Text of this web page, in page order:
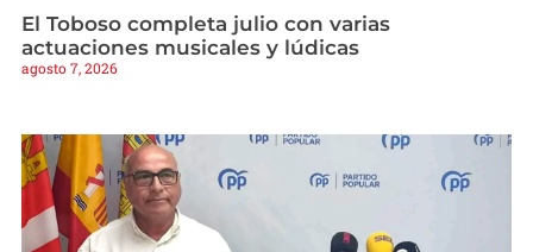
El Toboso completa julio con varias
actuaciones musicales y lúdicas
agosto 7, 2026